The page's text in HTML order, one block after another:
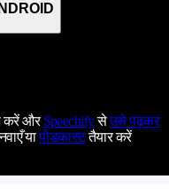
करें औरSpeechifyसेउसे पढ़कर
यापोडकास्टतैयार करें